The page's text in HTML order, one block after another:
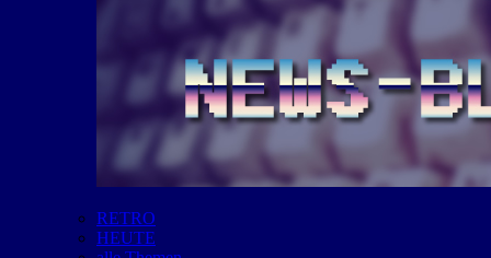
RETRO
HEUTE